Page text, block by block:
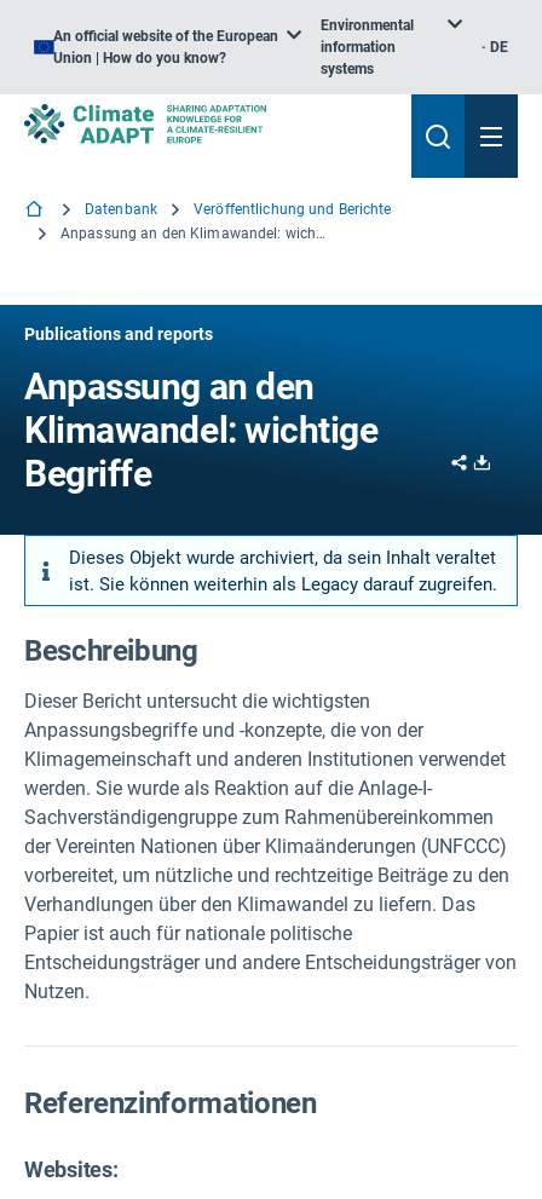
An official website of the European
Union | How do you know?
Environmental
information
systems
DE
Datenbank
Veröffentlichung und Berichte
Anpassung an den Klimawandel: wichtige Begriffe
Publications and reports
Anpassung an den
Klimawandel: wichtige
Begriffe
Share
Dieses Objekt wurde archiviert, da sein Inhalt veraltet
ist. Sie können weiterhin als Legacy darauf zugreifen.
Beschreibung
Dieser Bericht untersucht die wichtigsten
Anpassungsbegriffe und -konzepte, die von der
Klimagemeinschaft und anderen Institutionen verwendet
werden. Sie wurde als Reaktion auf die Anlage-I-
Sachverständigengruppe zum Rahmenübereinkommen
der Vereinten Nationen über Klimaänderungen (UNFCCC)
vorbereitet, um nützliche und rechtzeitige Beiträge zu den
Verhandlungen über den Klimawandel zu liefern. Das
Papier ist auch für nationale politische
Entscheidungsträger und andere Entscheidungsträger von
Nutzen.
Referenzinformationen
Websites: